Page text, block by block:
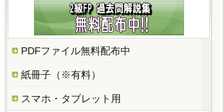
PDFファイル無料配布中
紙冊子（※有料）
スマホ・タブレット用